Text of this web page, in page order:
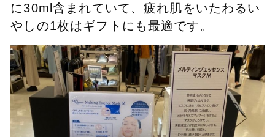
に30ml含まれていて、疲れ肌をいたわるい
やしの1枚はギフトにも最適です。